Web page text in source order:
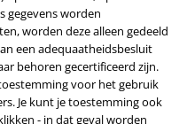
gegevens worden
worden deze alleen gedeeld
een adequaatheidsbesluit
behoren gecertificeerd zijn.
voor het gebruik
Je kunt je toestemming ook
- in dat geval worden